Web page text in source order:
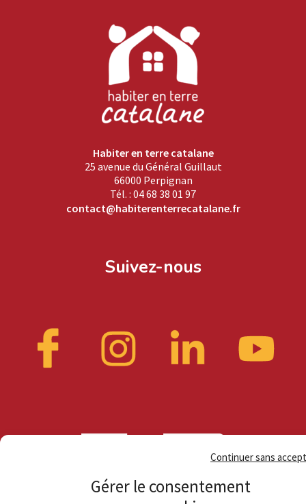
Gérer le consentement
Continuer sans
Habiter en terre catalane
25 avenue du Général Guillaut
66000 Perpignan
Tél. : 04 68 38 01 97
contact@habiterenterrecatalane.fr
Suivez-nous